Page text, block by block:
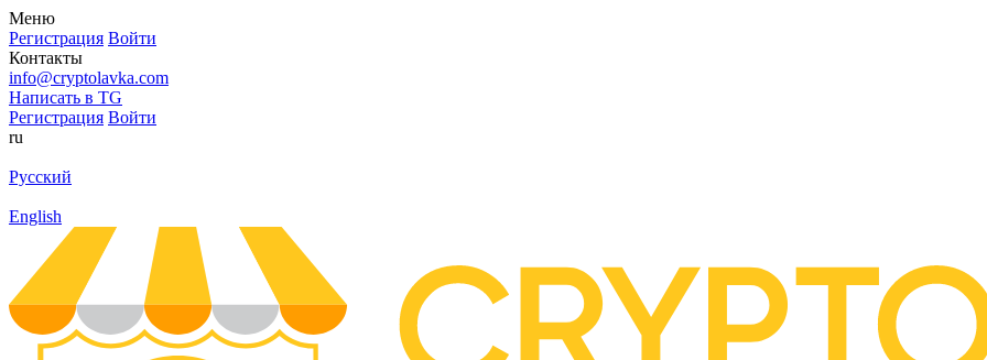
Меню
Регистрация Войти
Контакты
info@cryptolavka.com
Написать в TG
Регистрация Войти
ru
Русский
English